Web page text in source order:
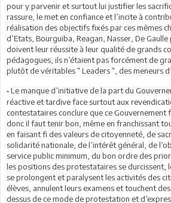
pour y parvenir et surtout lui justifier les
rassure, le met en confiance et l’incite à
réalisation des objectifs fixés par ces mêmes
d’Etats, Bourguiba, Reagan, Nasser, De Gaulle
doivent leur réussite à leur qualité de grands
pédagogues, ils n’étaient pas forcément de
plutôt de véritables ʺ Leaders ʺ, des meneurs
- Le manque d’initiative de la part du
réactive et tardive face surtout aux
contestataires conclure que ce Gouvernement
donc il faut tenir bon, même en franchissant
en faisant fi des valeurs de citoyenneté, de
solidarité nationale, de l’intérêt général, de
service public minimum, du bon ordre des
les positions des protestataires se durcissent,
se prolongent et paralysent les activités des
élèves, annulent leurs examens et touchent
dessus de ce mode de protestation et